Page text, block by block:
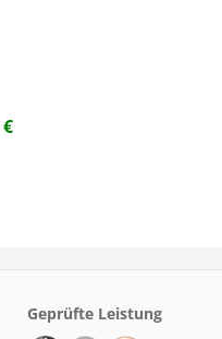
€
Geprüfte Leistung